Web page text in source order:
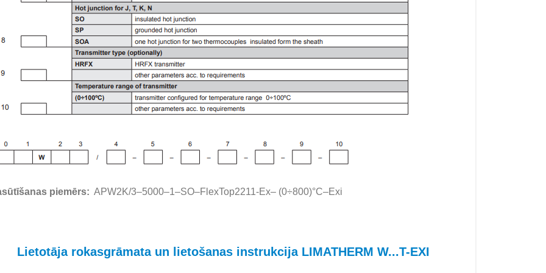
piemērs: APW2K/3–5000–1–SO–FlexTop2211-Ex– (0÷800)°C–Exi
Lietotāja rokasgrāmata un lietošanas instrukcija LIMATHERM W...T-EXI